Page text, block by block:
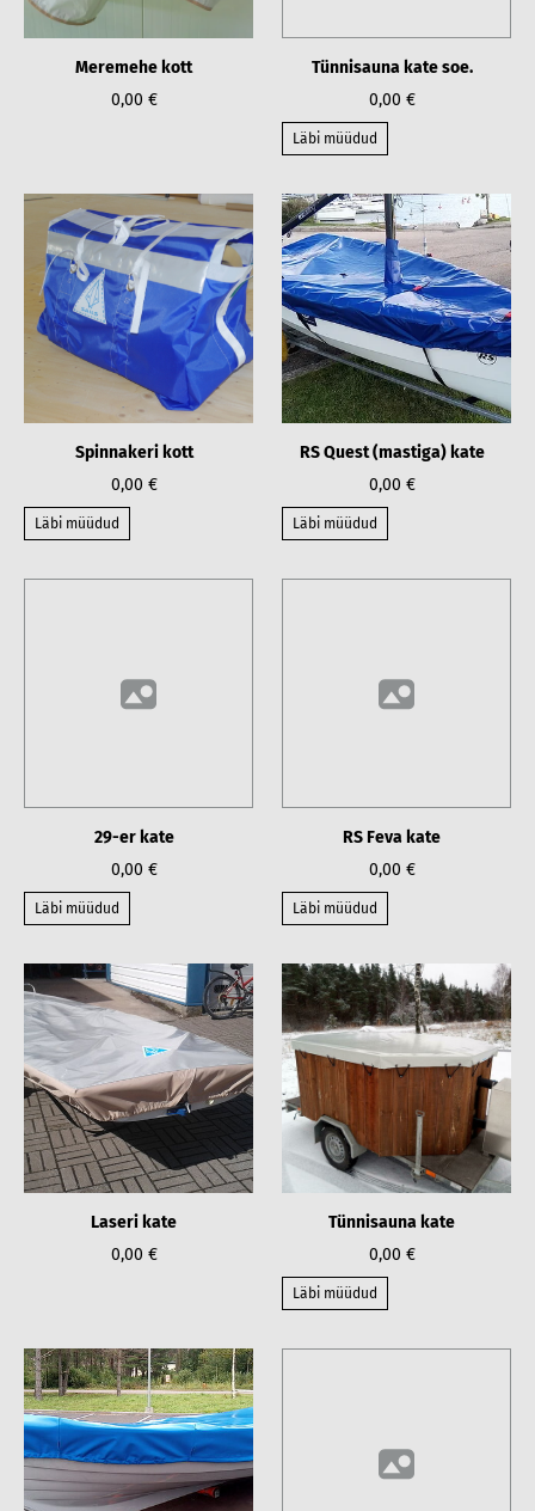
Meremehe kott
0,00 €
Tünnisauna kate soe.
0,00 €
Läbi müüdud
Spinnakeri kott
0,00 €
Läbi müüdud
RS Quest (mastiga) kate
0,00 €
Läbi müüdud
29-er kate
0,00 €
Läbi müüdud
RS Feva kate
0,00 €
Läbi müüdud
Laseri kate
0,00 €
Tünnisauna kate
0,00 €
Läbi müüdud